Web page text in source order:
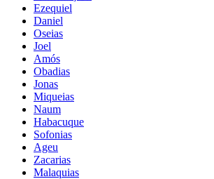
Ezequiel
Daniel
Oseias
Joel
Amós
Obadias
Jonas
Miqueias
Naum
Habacuque
Sofonias
Ageu
Zacarias
Malaquias